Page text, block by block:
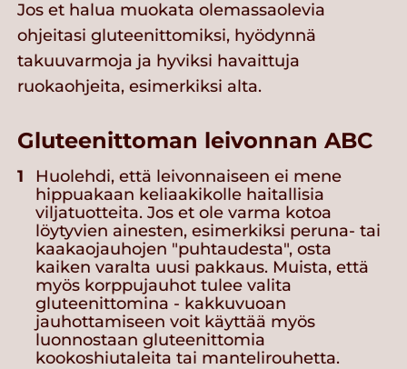
Jos et halua muokata olemassaolevia
ohjeitasi gluteenittomiksi, hyödynnä
takuuvarmoja ja hyviksi havaittuja
ruokaohjeita, esimerkiksi alta.
Gluteenittoman leivonnan ABC
Huolehdi, että leivonnaiseen ei mene
hippuakaan keliaakikolle haitallisia
viljatuotteita. Jos et ole varma kotoa
löytyvien ainesten, esimerkiksi peruna- tai
kaakaojauhojen "puhtaudesta", osta
kaiken varalta uusi pakkaus. Muista, että
myös korppujauhot tulee valita
gluteenittomina - kakkuvuoan
jauhottamiseen voit käyttää myös
luonnostaan gluteenittomia
kookoshiutaleita tai mantelirouhetta.